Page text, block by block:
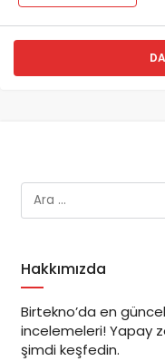
Hakkımızda
Birtekno’da en
incelemeleri! Yapay
şimdi keşfedin.